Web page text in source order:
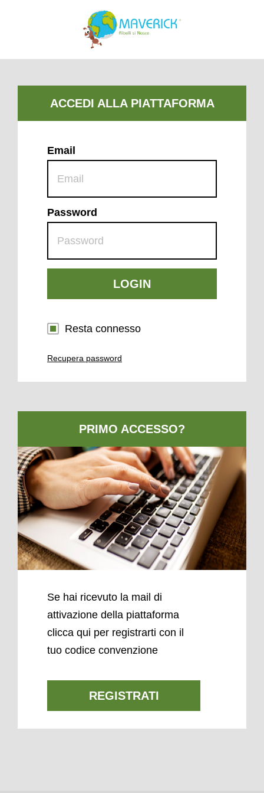
Email
Password
LOGIN
Resta connesso
Recupera password
Se hai ricevuto la mail di
attivazione della piattaforma
clicca qui per registrarti con il
tuo codice convenzione
REGISTRATI